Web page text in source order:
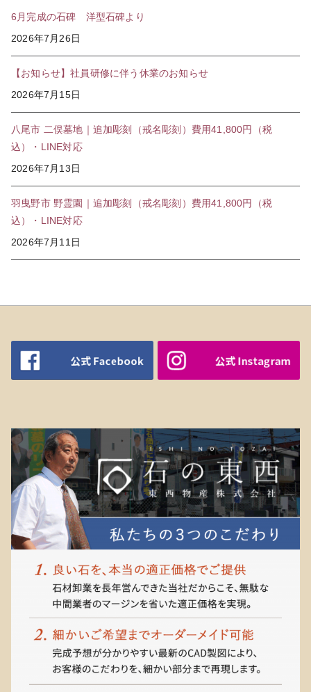
6月完成の石碑 洋型石碑より
2026年7月26日
【お知らせ】社員研修に伴う休業のお知らせ
2026年7月15日
八尾市 二俣墓地｜追加彫刻（戒名彫刻）費用41,800円（税
込）・LINE対応
2026年7月13日
羽曳野市 野霊園｜追加彫刻（戒名彫刻）費用41,800円（税
込）・LINE対応
2026年7月11日